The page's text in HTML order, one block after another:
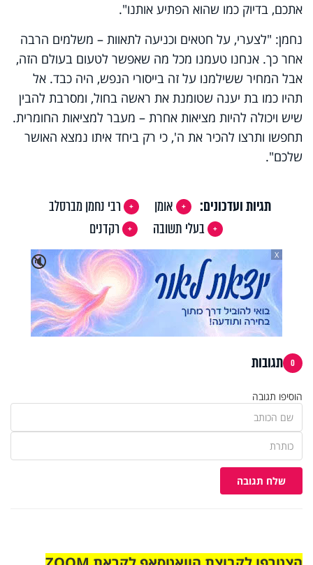
אתכם, בדיוק כמו שהוא הפתיע אותנו".
נחמן: "לצערי, על חטאים וכניעה לתאוות – משלמים הרבה
אחר כך. אנחנו טעמנו מכל מה שאפשר לטעום בעולם הזה,
אבל המחיר ששילמנו על זה בייסורי הנפש, היה כבד. אל
תהיו כמו בת יענה שטומנת את ראשה בחול, ומסרבת להבין
שיש ויכולה להיות מציאות אחרת – מעבר למציאות החומרית.
תחפשו ותרצו להכיר את ה', כי רק ביחד איתו נמצא האושר
שלכם".
תגיות ועדכונים: אומן
רבי נחמן מברסלב
בעלי תשובה
רקדנים
🔇
X
0 תגובות
הוסיפו תגובה
שלח תגובה